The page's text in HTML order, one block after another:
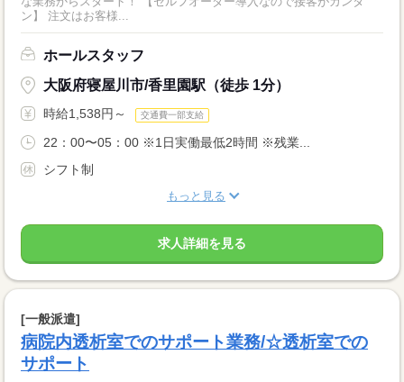
ン】 注文はお客様...
ホールスタッフ
大阪府寝屋川市/香里園駅（徒歩 1分）
時給1,538円～ 交通費一部支給
22：00〜05：00 ※1日実働最低2時間 ※残業...
シフト制
もっと見る
求人詳細を見る
[一般派遣]
病院内透析室でのサポート業務/☆透析室での
サポート